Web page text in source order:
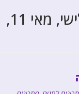
יום שלישי, מאי 11,